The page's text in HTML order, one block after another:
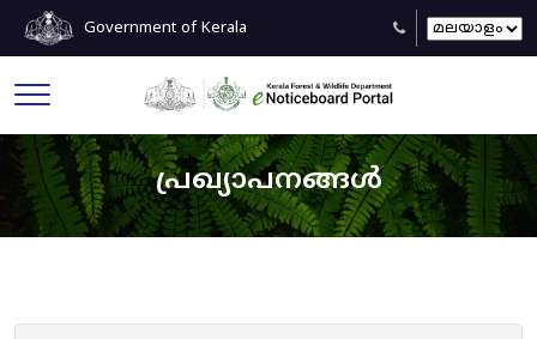
Government of Kerala
പ്രഖ്യാപനങ്ങൾ